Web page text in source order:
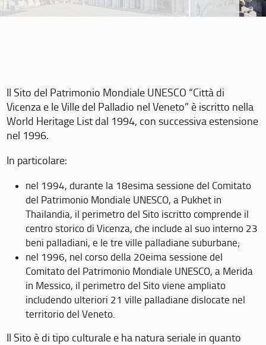
Il Sito del Patrimonio Mondiale UNESCO “Città di
Vicenza e le Ville del Palladio nel Veneto” è iscritto nella
World Heritage List dal 1994, con successiva estensione
nel 1996.
In particolare:
nel 1994, durante la 18esima sessione del Comitato
del Patrimonio Mondiale UNESCO, a Pukhet in
Thailandia, il perimetro del Sito iscritto comprende il
centro storico di Vicenza, che include al suo interno 23
beni palladiani, e le tre ville palladiane suburbane;
nel 1996, nel corso della 20eima sessione del
Comitato del Patrimonio Mondiale UNESCO, a Merida
in Messico, il perimetro del Sito viene ampliato
includendo ulteriori 21 ville palladiane dislocate nel
territorio del Veneto.
Il Sito è di tipo culturale e ha natura seriale in quanto